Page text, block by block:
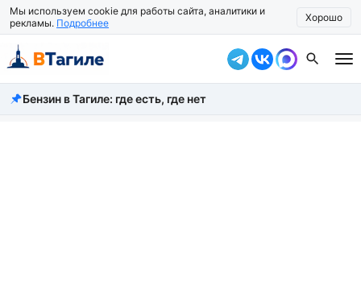
Мы используем cookie для работы сайта, аналитики и
рекламы. Подробнее Хорошо
Все новости
Бензин в Тагиле: где есть, где нет